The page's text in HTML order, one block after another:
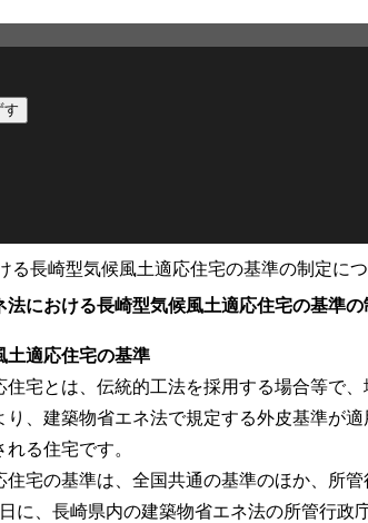
す
る長崎型気候風土適応住宅の基準の制定に
法における長崎型気候風土適応住宅の基準
土適応住宅の基準
住宅とは、伝統的工法を採用する場合等で
り、建築物省エネ法で規定する外皮基準が
る住宅です。
住宅の基準は、全国共通の基準のほか、所
に、長崎県内の建築物省エネ法の所管行政